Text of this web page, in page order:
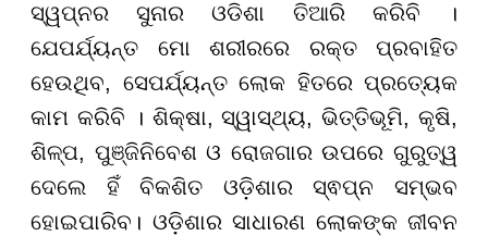
ସ୍ୱପ୍ନର ସୁନାର ଓଡିଶା ତିଆରି କରିବି ।
ଯେପର୍ଯ୍ୟନ୍ତ ମୋ ଶରୀରରେ ରକ୍ତ ପ୍ରବାହିତ
ହେଉଥିବ, ସେପର୍ଯ୍ୟନ୍ତ ଲୋକ ହିତରେ ପ୍ରତ୍ୟେକ
କାମ କରିବି । ଶିକ୍ଷା, ସ୍ୱାସ୍ଥ୍ୟ, ଭିତ୍ତିଭୂମି, କୃଷି,
ଶିଳ୍ପ, ପୁଞ୍ଜିନିବେଶ ଓ ରୋଜଗାର ଉପରେ ଗୁରୁତ୍ୱ
ଦେଲେ ହିଁ ବିକଶିତ ଓଡ଼ିଶାର ସ୍ଵପ୍ନ ସମ୍ଭବ
ହୋଇପାରିବ। ଓଡ଼ିଶାର ସାଧାରଣ ଲୋକଙ୍କ ଜୀବନ